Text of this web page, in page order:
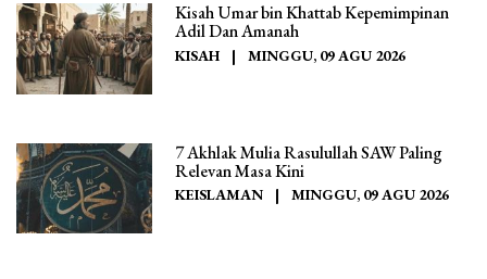
Kisah Umar bin Khattab Kepemimpinan
Adil Dan Amanah
KISAH | MINGGU, 09 AGU 2026
7 Akhlak Mulia Rasulullah SAW Paling
Relevan Masa Kini
KEISLAMAN | MINGGU, 09 AGU 2026